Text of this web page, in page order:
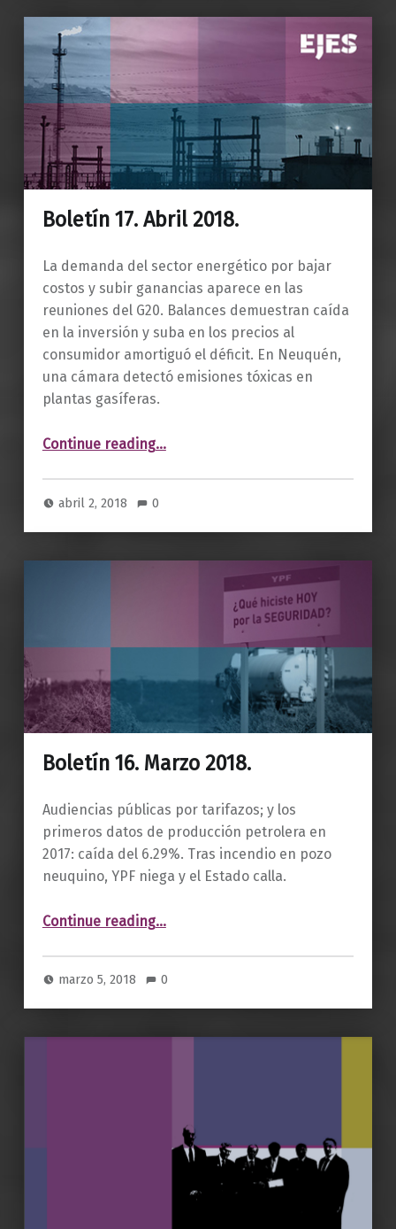
Boletín 17. Abril 2018.
La demanda del sector energético por bajar
costos y subir ganancias aparece en las
reuniones del G20. Balances demuestran caída
en la inversión y suba en los precios al
consumidor amortiguó el déficit. En Neuquén,
una cámara detectó emisiones tóxicas en
plantas gasíferas.
Continue reading
“Boletín 17. Abril 2018.”
…
abril 2, 2018 0
Boletín 16. Marzo 2018.
Audiencias públicas por tarifazos; y los
primeros datos de producción petrolera en
2017: caída del 6.29%. Tras incendio en pozo
neuquino, YPF niega y el Estado calla.
Continue reading
“Boletín 16. Marzo 2018.”
…
marzo 5, 2018 0